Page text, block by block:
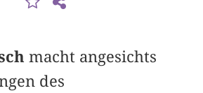
macht angesichts
des